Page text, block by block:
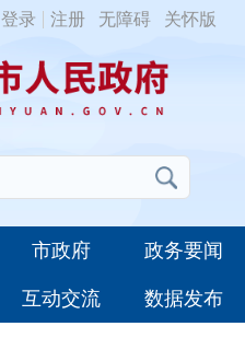
登录 注册 无障碍 关怀版
市政府 政务要闻
互动交流 数据发布